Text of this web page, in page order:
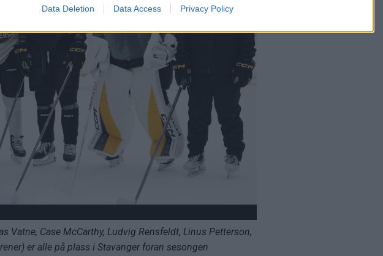
Data Deletion Data Access Privacy Policy
Vatne, Case McCarthy, Ludvig Rensfeldt, Linus Petterson,
er alle på plass i Stavanger foran sesongen